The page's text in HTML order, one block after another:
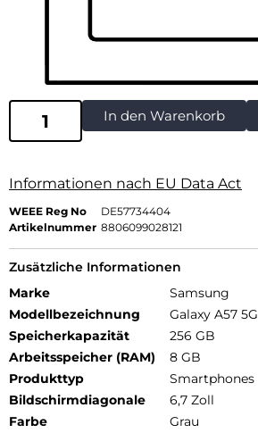
In den Warenkorb
Informationen nach EU Data Act
WEEE Reg No
DE57734404
Artikelnummer 8806099028121
Zusätzliche Informationen
Marke
Samsung
Modellbezeichnung
Galaxy A57 5G
Speicherkapazität
256 GB
Arbeitsspeicher (RAM)
8 GB
Produkttyp
Smartphones
Bildschirmdiagonale
6,7 Zoll
Farbe
Grau